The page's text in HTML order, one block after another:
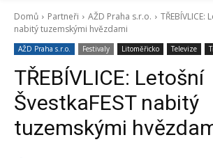
Domů Partneři AŽD Praha s.r.o.
TŘEBÍVLICE:
nabitý tuzemskými hvězdami
AŽD Praha s.r.o. Festivaly Litoměřicko Televize
TŘEBÍVLICE: Letošní
ŠvestkaFEST nabitý
tuzemskými